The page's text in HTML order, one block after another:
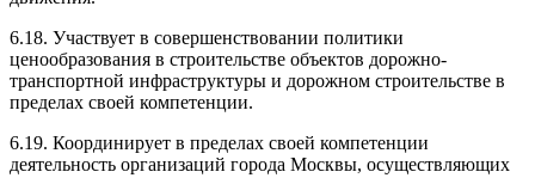
6.18. Участвует в совершенствовании политики
ценообразования в строительстве объектов дорожно-
транспортной инфраструктуры и дорожном строительстве в
пределах своей компетенции.
6.19. Координирует в пределах своей компетенции
деятельность организаций города Москвы, осуществляющих